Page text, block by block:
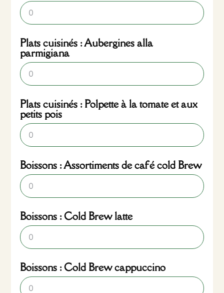
Plats cuisinés : Aubergines alla
parmigiana
Plats cuisinés : Polpette à la tomate et aux
petits pois
Boissons : Assortiments de café cold Brew
Boissons : Cold Brew latte
Boissons : Cold Brew cappuccino